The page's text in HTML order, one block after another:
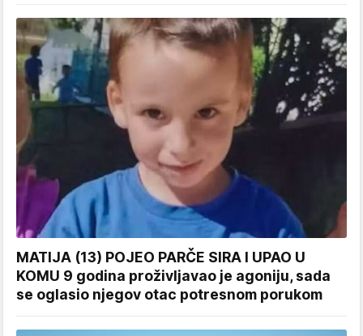
MATIJA (13) POJEO PARČE SIRA I UPAO U
KOMU 9 godina proživljavao je agoniju, sada
se oglasio njegov otac potresnom porukom